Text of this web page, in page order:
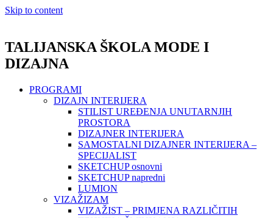
Skip to content
TALIJANSKA ŠKOLA MODE I
DIZAJNA
PROGRAMI
DIZAJN INTERIJERA
STILIST UREĐENJA UNUTARNJIH
PROSTORA
DIZAJNER INTERIJERA
SAMOSTALNI DIZAJNER INTERIJERA –
SPECIJALIST
SKETCHUP osnovni
SKETCHUP napredni
LUMION
VIZAŽIZAM
VIZAŽIST – PRIMJENA RAZLIČITIH